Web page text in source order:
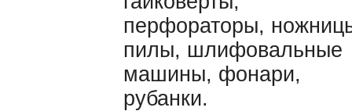
перфораторы,
пилы, шлифовальные
машины, фонари,
рубанки.